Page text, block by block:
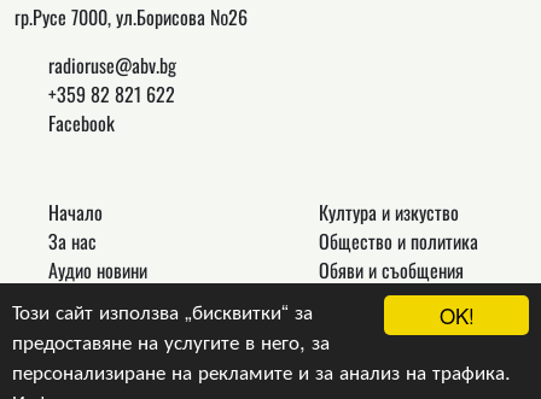
OK!
Този сайт използва „бисквитки“ за
предоставяне на услугите в него, за
персонализиране на рекламите и за анализ на трафика.
гр.Русе 7000, ул.Борисова №26
radioruse@abv.bg
+359 82 821 622
Facebook
Начало
За нас
Аудио новини
Връзки
Контакти
Култура и изкуство
Общество и политика
Обяви и съобщения
Новини
Други